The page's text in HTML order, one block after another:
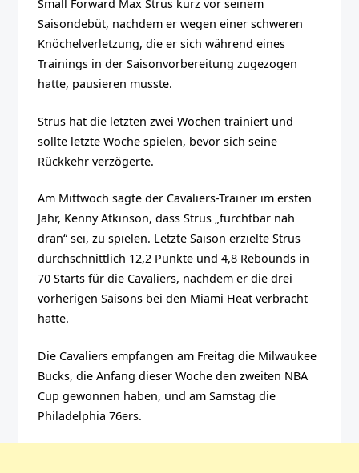
Small Forward Max Strus kurz vor seinem
Saisondebüt, nachdem er wegen einer schweren
Knöchelverletzung, die er sich während eines
Trainings in der Saisonvorbereitung zugezogen
hatte, pausieren musste.
Strus hat die letzten zwei Wochen trainiert und
sollte letzte Woche spielen, bevor sich seine
Rückkehr verzögerte.
Am Mittwoch sagte der Cavaliers-Trainer im ersten
Jahr, Kenny Atkinson, dass Strus „furchtbar nah
dran“ sei, zu spielen. Letzte Saison erzielte Strus
durchschnittlich 12,2 Punkte und 4,8 Rebounds in
70 Starts für die Cavaliers, nachdem er die drei
vorherigen Saisons bei den Miami Heat verbracht
hatte.
Die Cavaliers empfangen am Freitag die Milwaukee
Bucks, die Anfang dieser Woche den zweiten NBA
Cup gewonnen haben, und am Samstag die
Philadelphia 76ers.